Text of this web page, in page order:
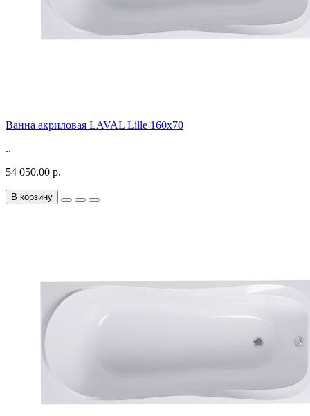
Ванна акриловая LAVAL Lille 160x70
..
54 050.00 р.
В корзину